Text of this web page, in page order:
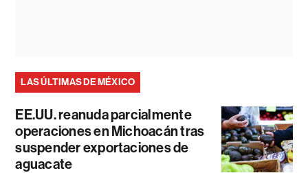
LAS ÚLTIMAS DE MÉXICO
EE.UU. reanuda parcialmente
operaciones en Michoacán tras
suspender exportaciones de
aguacate